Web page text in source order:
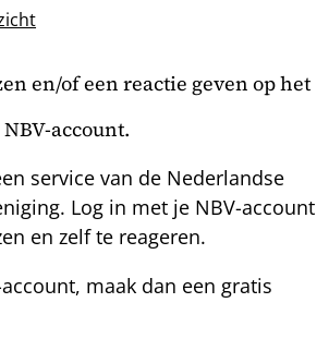
en/of een reactie geven op het
account.
service van de Nederlandse
Log in met je NBV-account
en zelf te reageren.
maak dan een gratis